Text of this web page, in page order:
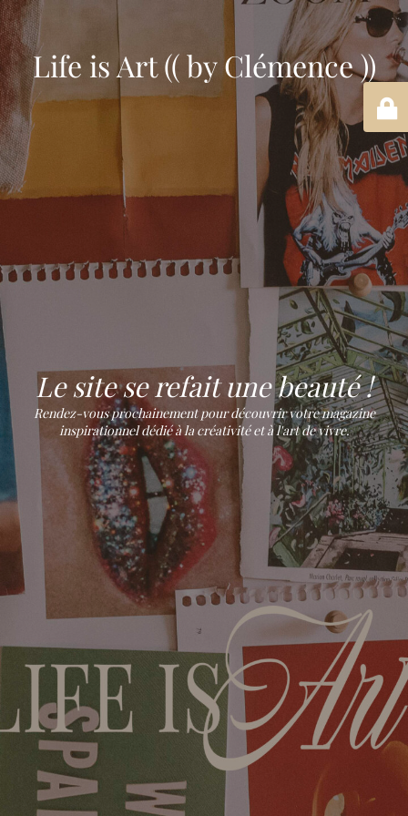
Life is Art (( by Clémence ))
Le site se refait une beauté !
Rendez-vous prochainement pour découvrir votre magazine
inspirationnel dédié à la créativité et à l'art de vivre.